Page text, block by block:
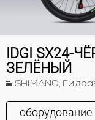
IDGI SX24-
ЗЕЛЁНЫЙ
SHIMANO,
оборудование